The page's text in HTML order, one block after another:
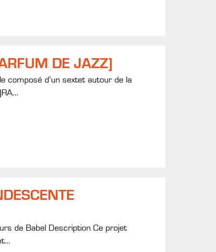
DE JAZZ]
composé d’un sextet autour de la
de Babel Description Ce projet